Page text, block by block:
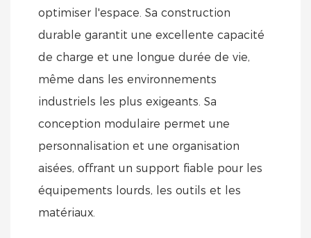
optimiser l'espace. Sa construction
durable garantit une excellente capacité
de charge et une longue durée de vie,
même dans les environnements
industriels les plus exigeants. Sa
conception modulaire permet une
personnalisation et une organisation
aisées, offrant un support fiable pour les
équipements lourds, les outils et les
matériaux.